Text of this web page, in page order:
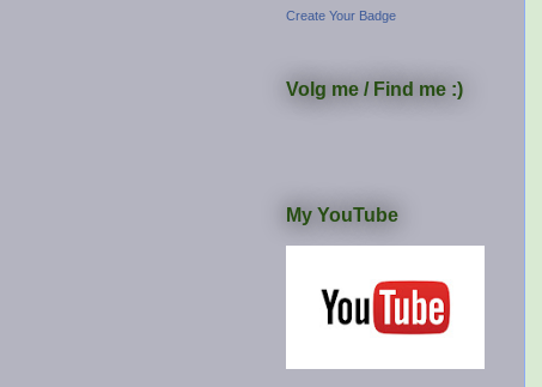
Create Your Badge
Volg me / Find me :)
My YouTube